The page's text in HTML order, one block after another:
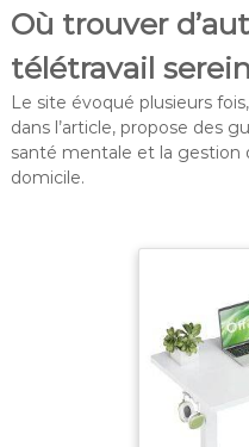
Où trouver
télétravail
Le site évoqué plusieurs
dans l’article, propose des
santé mentale et la gestion
domicile.